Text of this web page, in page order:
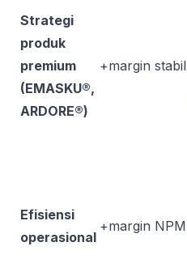
Strategi
produk
premium
(EMASKU®,
ARDORE®)
+margin stabil
Efisiensi
operasional
+margin NPM